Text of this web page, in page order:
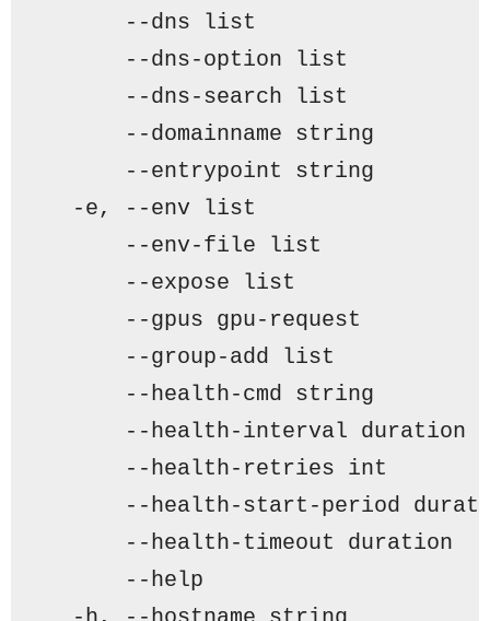
--dns list
--dns-option list
--dns-search list
--domainname string
--entrypoint string
-e, --env list
--env-file list
--expose list
--gpus gpu-request
--group-add list
--health-cmd string
--health-interval duration
--health-retries int
--health-start-period duration
--health-timeout duration
--help